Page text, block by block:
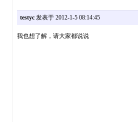
testyc发表于 2012-1-5 08:14:45
我也想了解，请大家都说说